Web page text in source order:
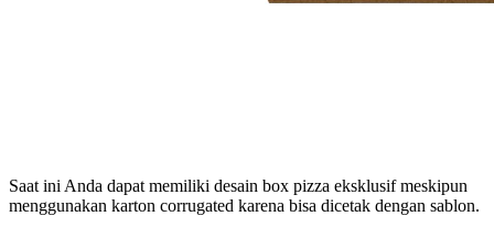
Saat ini Anda dapat memiliki desain box pizza eksklusif meskipun
menggunakan karton corrugated karena bisa dicetak dengan sablon.